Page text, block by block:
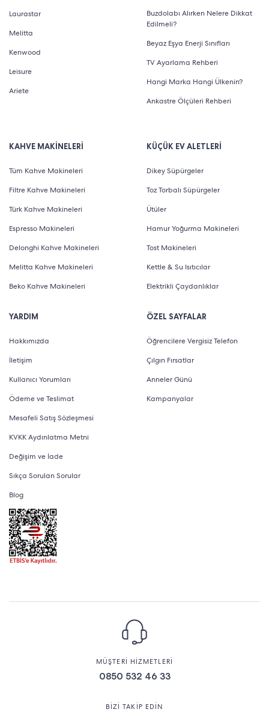
Laurastar
Melitta
Kenwood
Leisure
Ariete
Buzdolabı Alırken Nelere Dikkat
Edilmeli?
Beyaz Eşya Enerji Sınıfları
TV Ayarlama Rehberi
Hangi Marka Hangi Ülkenin?
Ankastre Ölçüleri Rehberi
KAHVE MAKİNELERİ
Tüm Kahve Makineleri
Filtre Kahve Makineleri
Türk Kahve Makineleri
Espresso Makineleri
Delonghi Kahve Makineleri
Melitta Kahve Makineleri
Beko Kahve Makineleri
YARDIM
Hakkımızda
İletişim
Kullanıcı Yorumları
Ödeme ve Teslimat
Mesafeli Satış Sözleşmesi
KVKK Aydınlatma Metni
Değişim ve İade
Sıkça Sorulan Sorular
Blog
KÜÇÜK EV ALETLERİ
Dikey Süpürgeler
Toz Torbalı Süpürgeler
Ütüler
Hamur Yoğurma Makineleri
Tost Makineleri
Kettle & Su Isıtıcılar
Elektrikli Çaydanlıklar
ÖZEL SAYFALAR
Öğrencilere Vergisiz Telefon
Çılgın Fırsatlar
Anneler Günü
Kampanyalar
MÜŞTERİ HİZMETLERİ
0850 532 46 33
BİZİ TAKİP EDİN